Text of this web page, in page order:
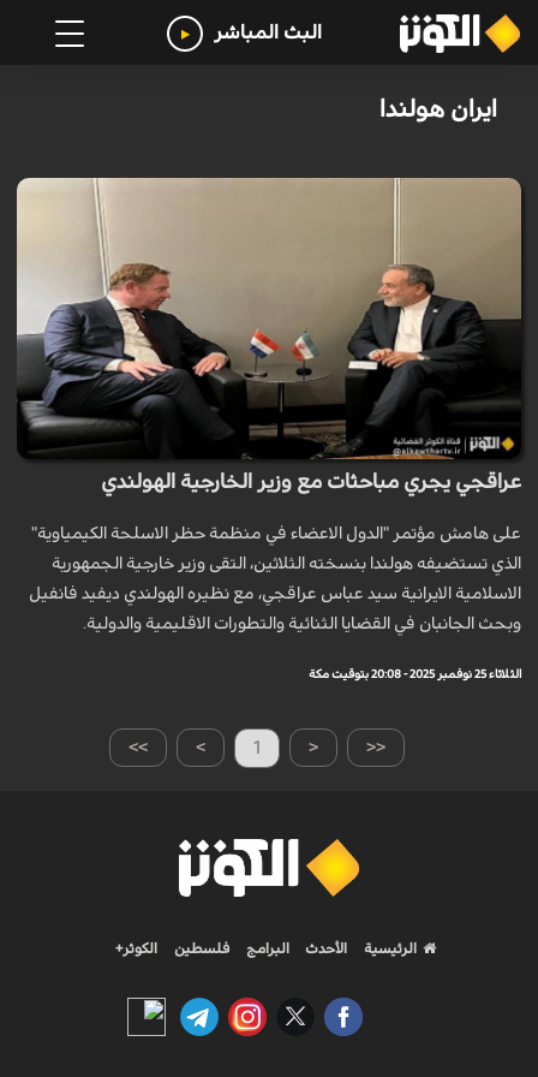
البث المباشر
ايران هولندا
عراقجي يجري مباحثات مع وزير الخارجية الهولندي
على هامش مؤتمر "الدول الاعضاء في منظمة حظر الاسلحة الكيمياوية"
الذي تستضيفه هولندا بنسخته الثلاثين، التقى وزير خارجية الجمهورية
الاسلامية الايرانية سيد عباس عراقجي، مع نظيره الهولندي ديفيد فانفيل
وبحث الجانبان في القضايا الثنائية والتطورات الاقليمية والدولية.
الثلاثاء 25 نوفمبر 2025 - 20:08 بتوقيت مكة
>> > 1 < <<
الرئيسية الأحدث البرامج فلسطين الكوثر+